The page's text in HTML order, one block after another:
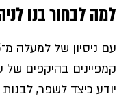
למה לבחור בנו
קמפיינים בהיקפים של
יודע כיצד לשפר, לבנות